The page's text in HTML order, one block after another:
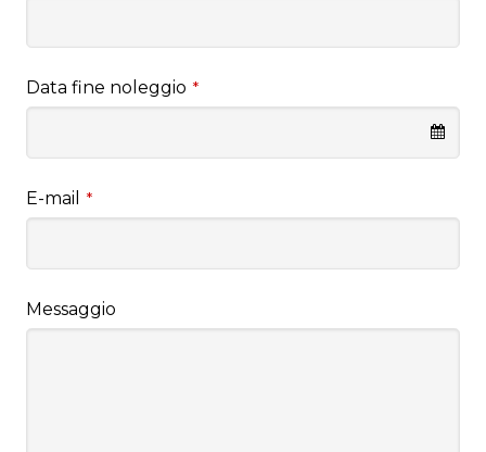
Data fine noleggio *
E-mail *
Messaggio